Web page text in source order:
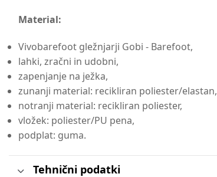
Material:
Vivobarefoot gležnjarji Gobi - Barefoot,
lahki, zračni in udobni,
zapenjanje na ježka,
zunanji material: recikliran poliester/elastan,
notranji material: recikliran poliester,
vložek: poliester/PU pena,
podplat: guma.
Tehnični podatki